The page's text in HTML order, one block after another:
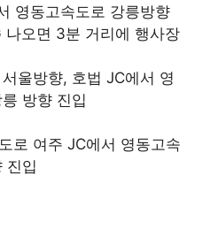
영동고속도로 강릉방향
나오면 3분 거리에 행사장
울방향, 호법 JC에서 영
방향 진입
로 여주 JC에서 영동고속
진입